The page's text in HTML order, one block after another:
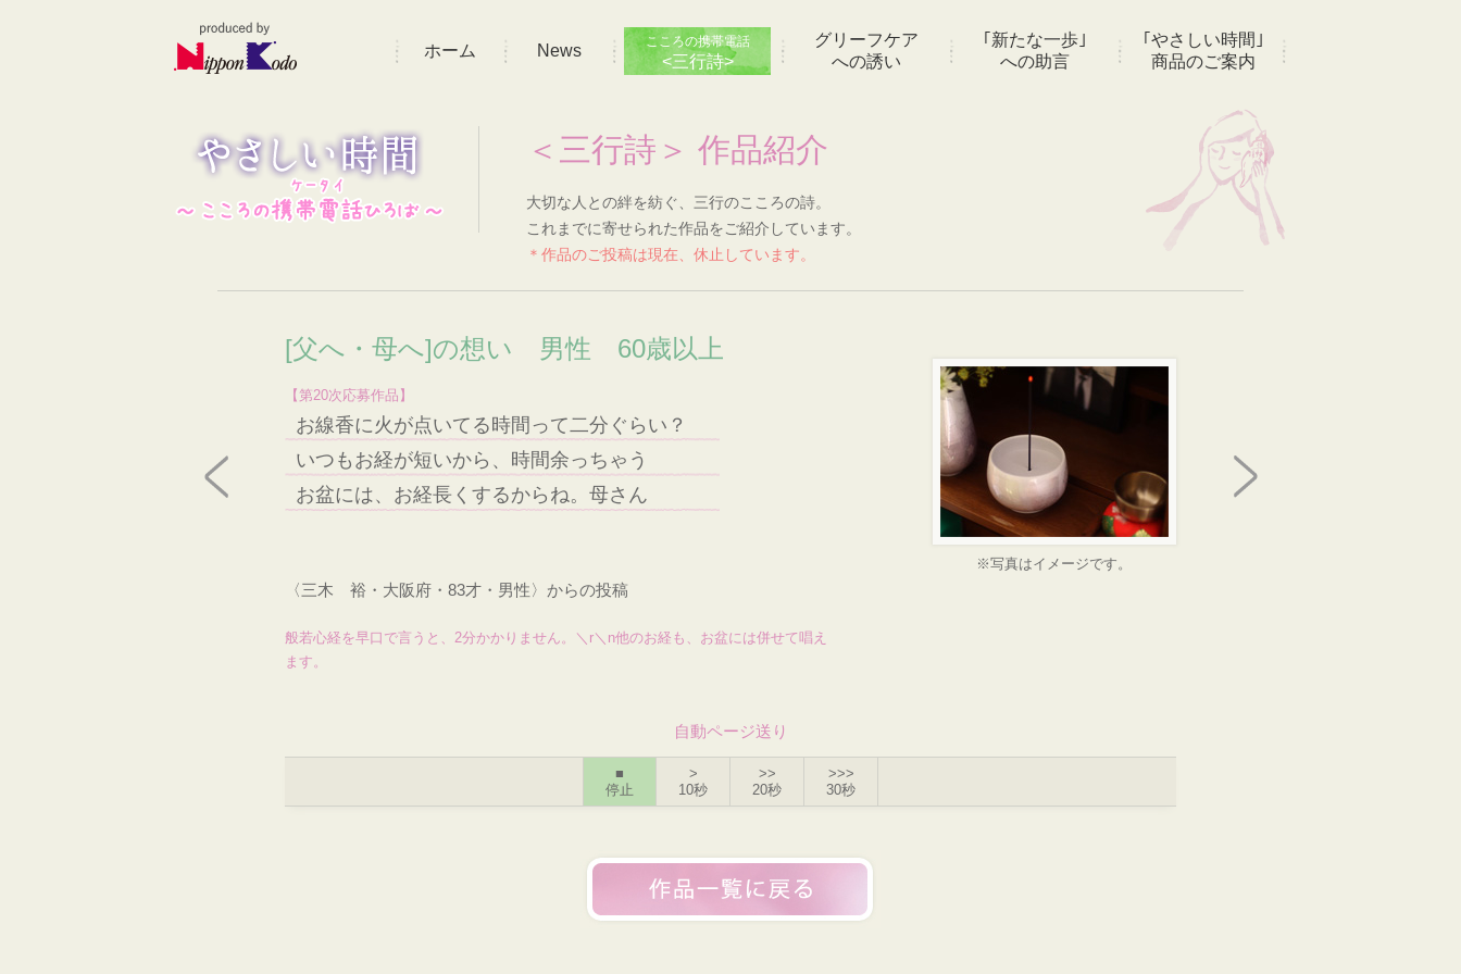
ホーム News こころの携帯電話
<三行詩>
グリーフケア
への誘い
｢新たな一歩｣
への助言
｢やさしい時間｣
商品のご案内
＜三行詩＞ 作品紹介
大切な人との絆を紡ぐ、三行のこころの詩。
これまでに寄せられた作品をご紹介しています。
＊作品のご投稿は現在、休止しています。
[父へ・母へ]の想い 男性 60歳以上
【第20次応募作品】
お線香に火が点いてる時間って二分ぐらい？
いつもお経が短いから、時間余っちゃう
お盆には、お経長くするからね。母さん
※写真はイメージです。
〈三木 裕・大阪府・83才・男性〉からの投稿
般若心経を早口で言うと、2分かかりません。＼r＼n他のお経も、お盆には併せて唱え
ます。
自動ページ送り
■
停止
>
10秒
>>
20秒
>>>
30秒